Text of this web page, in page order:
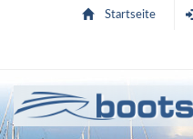
Startseite